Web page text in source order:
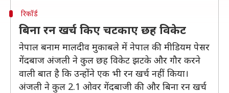
रिकॉर्ड
बिना रन खर्च किए चटकाए छह विकेट
नेपाल बनाम मालदीव मुकाबले में नेपाल की मीडियम पेसर
गेंदबाज अंजली ने कुल छह विकेट झटके और गौर करने
वाली बात है कि उन्होंने एक भी रन खर्च नहीं किया।
अंजली ने कुल 2.1 ओवर गेंदबाजी की और बिना रन खर्च